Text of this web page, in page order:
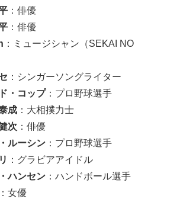
：俳優
：俳優
：ミュージシャン（SEKAI NO
：シンガーソングライター
・コップ：プロ野球選手
成 ：大相撲力士
次 ：俳優
ルーシン ：プロ野球選手
：グラビアアイドル
ハンセン ：ハンドボール選手
：女優